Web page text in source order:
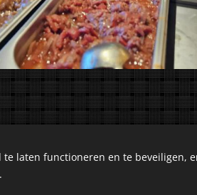
2026 Kuiranto Culinary Creations.
laten functioneren en te beveiligen,